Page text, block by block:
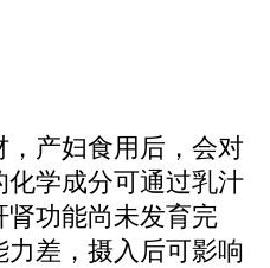
产妇食用后，会对
学成分可通过乳汁
功能尚未发育完
差，摄入后可影响